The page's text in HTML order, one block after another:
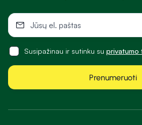
Susipažinau ir sutinku su privatumo
Prenumeruoti